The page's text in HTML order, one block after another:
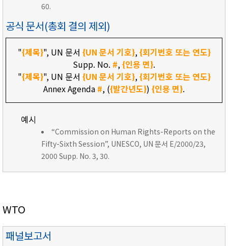
60.
공식 문서(총회 결의 제외)
"{제목}", UN 문서 {UN 문서 기호},{회기번호 또는 연도}
Supp. No. #,{인용 면}.
"{제목}", UN 문서 {UN 문서 기호},{회기번호 또는 연도}
Annex Agenda #, ({발간년도}) {인용 면}.
예시
“Commission on Human Rights-Reports on the
Fifty-Sixth Session”, UNESCO, UN 문서 E/2000/23,
2000 Supp. No. 3, 30.
WTO
패널보고서